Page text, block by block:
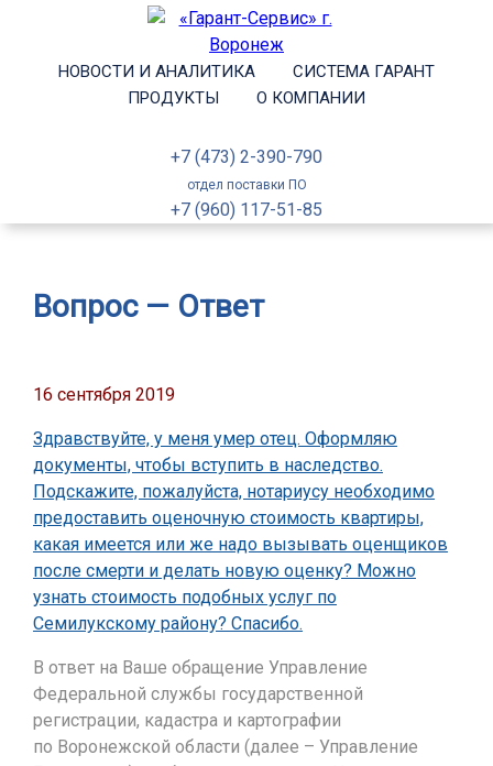
НОВОСТИ И АНАЛИТИКА
СИСТЕМА ГАРАНТ
ПРОДУКТЫ
О КОМПАНИИ
+7 (473) 2-390-790
отдел поставки ПО
+7 (960) 117-51-85
Вопрос — Ответ
16 сентября 2019
Здравствуйте, у меня умер отец. Оформляю
документы, чтобы вступить в наследство.
Подскажите, пожалуйста, нотариусу необходимо
предоставить оценочную стоимость квартиры,
какая имеется или же надо вызывать оценщиков
после смерти и делать новую оценку? Можно
узнать стоимость подобных услуг по
Семилукскому району? Спасибо.
В ответ на Ваше обращение Управление
Федеральной службы государственной
регистрации, кадастра и картографии
по Воронежской области (далее – Управление